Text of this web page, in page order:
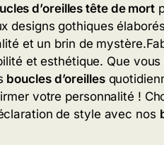
d’oreilles tête de mort
designs gothiques
et un brin de mystère.
etesthétique. Que vous
boucles d’oreillesquot
votre personnalité !
laration de style avec nos